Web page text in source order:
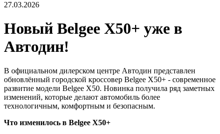
27.03.2026
Новый Belgee X50+ уже в
Автодин!
В официальном дилерском центре Автодин представлен
обновлённый городской кроссовер Belgee X50+ - современное
развитие модели Belgee X50. Новинка получила ряд заметных
изменений, которые делают автомобиль более
технологичным, комфортным и безопасным.
Что изменилось в Belgee X50+